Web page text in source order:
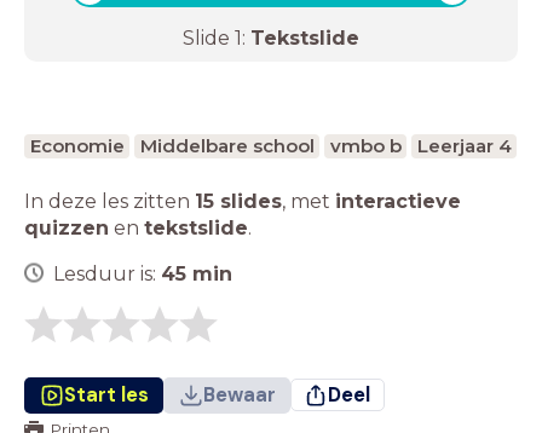
Slide 1: Tekstslide
Economie Middelbare school vmbo b Leerjaar 4
In deze les zitten 15 slides, met interactieve
quizzen en tekstslide.
Lesduur is: 45 min
Start les Bewaar Deel
Printen